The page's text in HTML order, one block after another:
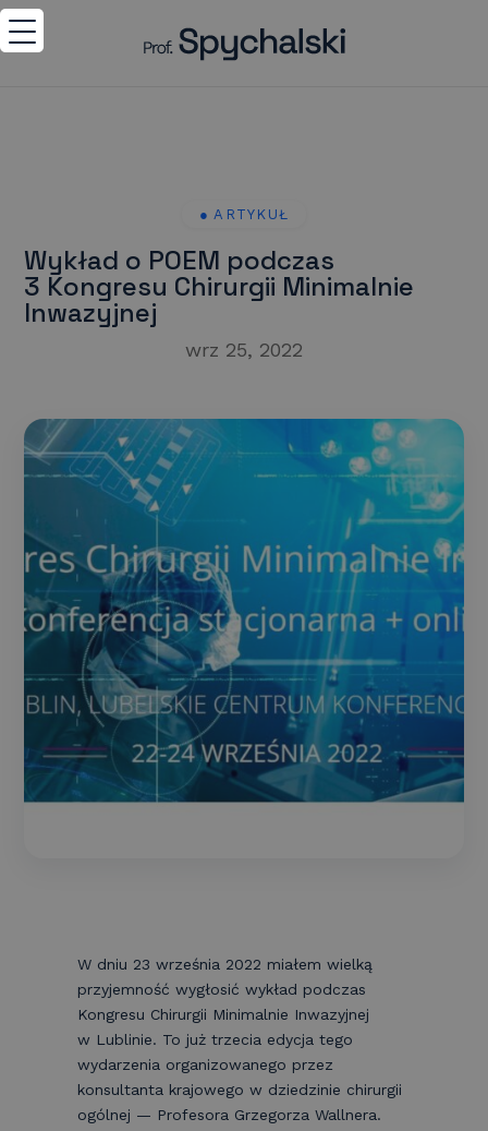
Wykład o POEM podczas
3 Kongresu Chirurgii Minimalnie
Inwazyjnej
wrz 25, 2022
W dniu 23 września 2022 miałem wielką
przyjemność wygłosić wykład podczas
Kongresu Chirurgii Minimalnie Inwazyjnej
w Lublinie. To już trzecia edycja tego
wydarzenia organizowanego przez
konsultanta krajowego w dziedzinie chirurgii
ogólnej — Profesora Grzegorza Wallnera.